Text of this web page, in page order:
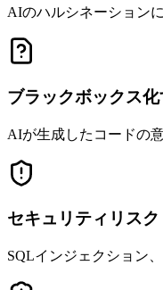
AIのハルシネーション
ブラックボックス化
AIが生成したコードの
セキュリティリスク
SQLインジェクション